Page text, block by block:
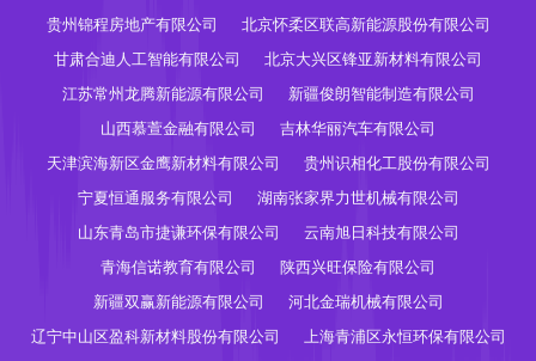
贵州锦程房地产有限公司
北京怀柔区联高新能源股份有限公司
甘肃合迪人工智能有限公司
北京大兴区锋亚新材料有限公司
江苏常州龙腾新能源有限公司
新疆俊朗智能制造有限公司
山西慕萱金融有限公司
吉林华丽汽车有限公司
天津滨海新区金鹰新材料有限公司
贵州识相化工股份有限公司
宁夏恒通服务有限公司
湖南张家界力世机械有限公司
山东青岛市捷谦环保有限公司
云南旭日科技有限公司
青海信诺教育有限公司
陕西兴旺保险有限公司
新疆双赢新能源有限公司
河北金瑞机械有限公司
辽宁中山区盈科新材料股份有限公司
上海青浦区永恒环保有限公司